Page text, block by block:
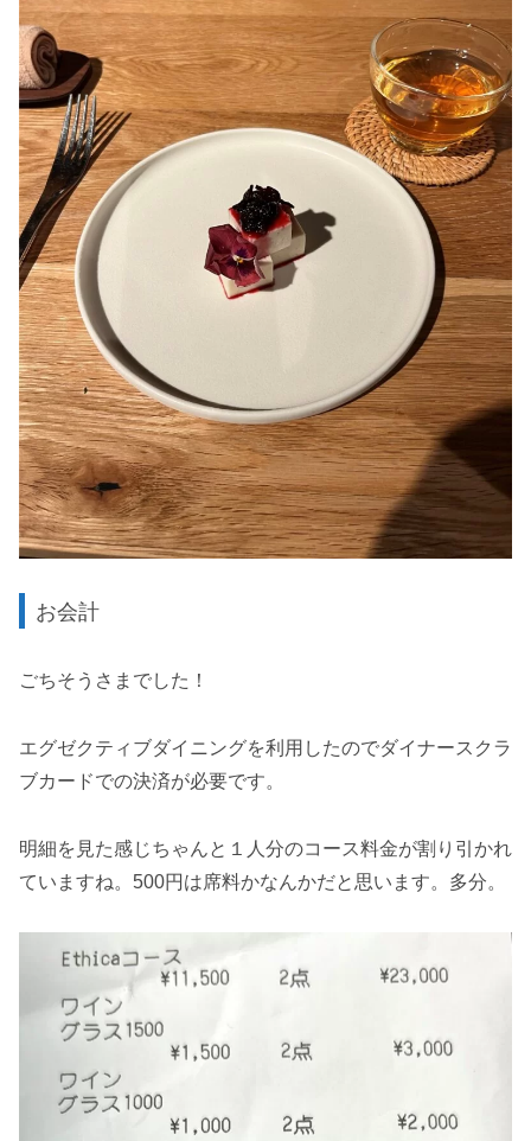
お会計
ごちそうさまでした！
エグゼクティブダイニングを利用したのでダイナースクラ
ブカードでの決済が必要です。
明細を見た感じちゃんと１人分のコース料金が割り引かれ
ていますね。500円は席料かなんかだと思います。多分。